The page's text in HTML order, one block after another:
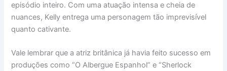
episódio inteiro. Com uma atuação intensa e cheia de
nuances, Kelly entrega uma personagem tão imprevisível
quanto cativante.
Vale lembrar que a atriz britânica já havia feito sucesso em
produções como “O Albergue Espanhol” e “Sherlock